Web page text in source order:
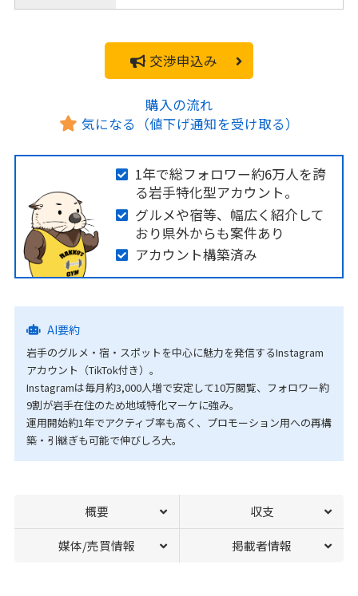
交渉申込み
購入の流れ
気になる（値下げ通知を受け取る）
1年で総フォロワー約6万人を誇
る岩手特化型アカウント。
グルメや宿等、幅広く紹介して
おり県外からも案件あり
アカウント構築済み
AI要約
岩手のグルメ・宿・スポットを中心に魅力を発信するInstagram
アカウント（TikTok付き）。
Instagramは毎月約3,000人増で安定して10万閲覧、フォロワー約
9割が岩手在住のため地域特化マーケに強み。
運用開始約1年でアクティブ率も高く、プロモーション用への再構
築・引継ぎも可能で伸びしろ大。
概要 収支
媒体/売買情報 掲載者情報